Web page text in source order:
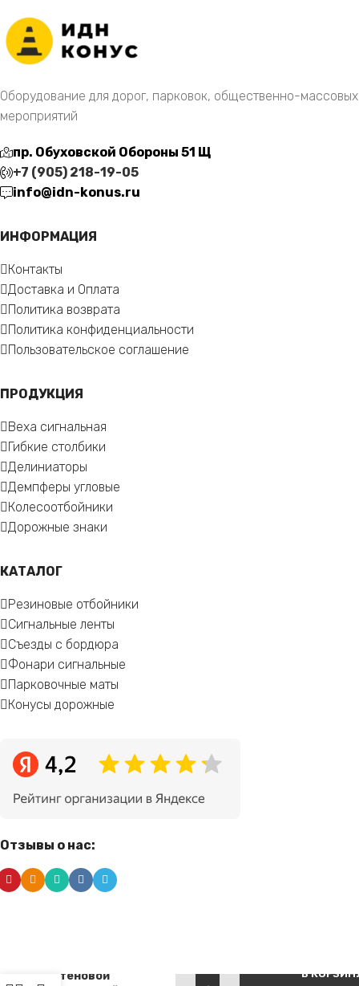
Оборудование для дорог, парковок, общественно-массовых
мероприятий
пр. Обуховской Обороны 51 Щ
+7 (905) 218-19-05
info@idn-konus.ru
ИНФОРМАЦИЯ
Контакты
Доставка и Оплата
Политика возврата
Политика конфиденциальности
Пользовательское соглашение
ПРОДУКЦИЯ
Веха сигнальная
Гибкие столбики
Делиниаторы
Демпферы угловые
Колесоотбойники
Дорожные знаки
КАТАЛОГ
Резиновые отбойники
Сигнальные ленты
Съезды с бордюра
Фонари сигнальные
Парковочные маты
Конусы дорожные
Отзывы о нас:
стеновой
В